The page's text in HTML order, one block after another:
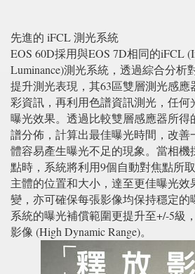
先進的 iFCL 測光系統
EOS 60D採用與EOS 7D相同的iFCL
Luminance)測光系統，透過綜合分析
提升測光表現，其63區雙層測光感
彩資訊，再利用色譜資訊測光，任何
曝光效果。透過比較雙層感應器所
譜分佈，計算出最佳曝光時間，改善
體容易產生曝光不足的現象。當相機
點時，系統將利用9個自動對焦點所
主體的位置和大小，達至更佳曝光
變，亦可確保每張影像均保持穩定
系統的曝光補償範圍更提升至+/-5級
影像 (High Dynamic Range)。